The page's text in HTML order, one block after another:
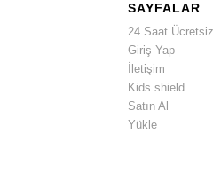
SAYFALAR
24 Saat Ücretsiz
Giriş Yap
İletişim
Kids shield
Satın Al
Yükle